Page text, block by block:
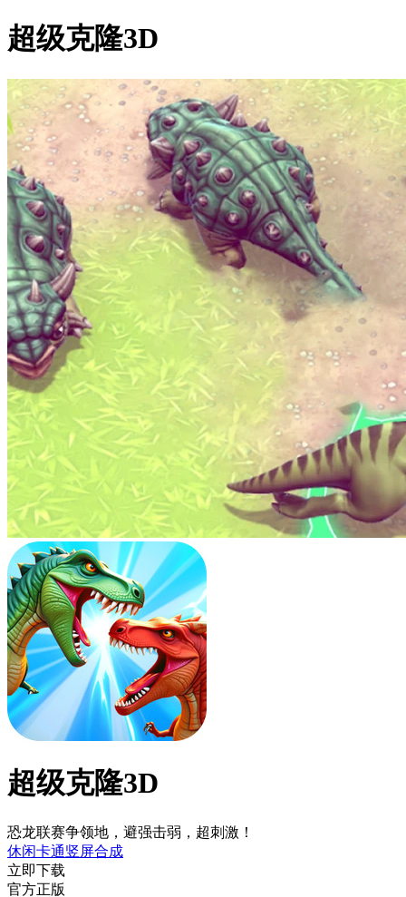
超级克隆3D
超级克隆3D
恐龙联赛争领地，避强击弱，超刺激！
休闲卡通竖屏合成
立即下载
官方正版